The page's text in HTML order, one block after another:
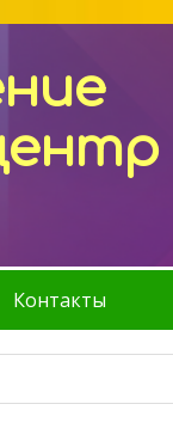
Контакты